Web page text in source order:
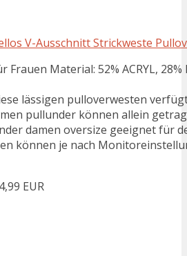
V-Ausschnitt Strickweste
Frauen Material: 52% ACRYL,
lässigen pulloverwesten
pullunder können allein
damen oversize geeignet für
können je nach
EUR